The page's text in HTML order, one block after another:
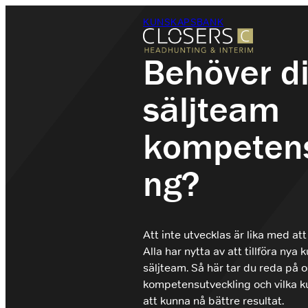
KUNSKAPSBANK
Behöver
säljteam
ng?
Att inte utvecklas är lika med
Alla har nytta av att tillföra nya
säljteam. Så här tar du reda på
kompetensutveckling och vilka
att kunna nå bättre resultat.